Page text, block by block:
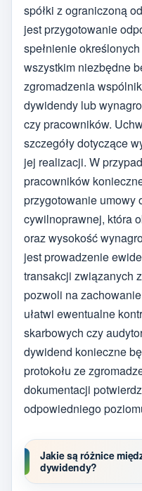
spółki z ograniczoną
jest przygotowanie
spełnienie
wszystkim niezbędne
zgromadzenia
dywidendy lub
czy pracowników.
szczegóły dotyczące
jej realizacji. W
pracowników
przygotowanie umowy
cywilnoprawnej, która
oraz wysokość
jest prowadzenie
transakcji związanych
pozwoli na
ułatwi ewentualne
skarbowych czy
dywidend konieczne
protokołu ze
dokumentacji
odpowiedniego
Jakie są różnice
dywidendy?